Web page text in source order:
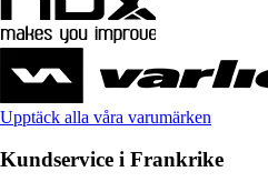
Upptäck alla våra varumärken
Kundservice i Frankrike